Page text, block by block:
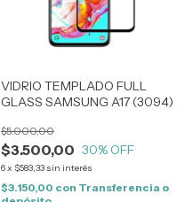
VIDRIO TEMPLADO FULL
GLASS SAMSUNG A17 (3094)
$3.500,00
$5.000,00
30% OFF
6x $583,33 sin interés
$3.150,00 con Transferencia o